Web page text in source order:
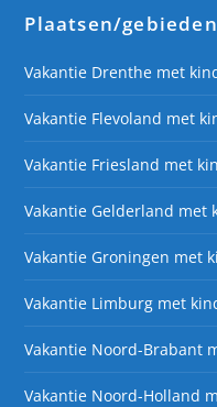
Plaatsen/gebieden
Vakantie Drenthe met
Vakantie Flevoland met
Vakantie Friesland met
Vakantie Gelderland met
Vakantie Groningen met
Vakantie Limburg met
Vakantie Noord-Brabant
Vakantie Noord-Holland